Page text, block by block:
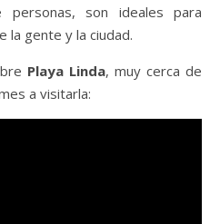
son ideales para
la gente y la ciudad.
Playa Linda, muy cerca de
a visitarla: